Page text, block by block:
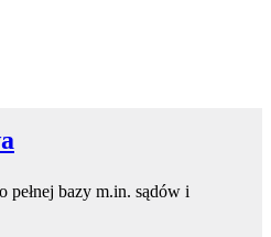
pełnej bazy m.in. sądów i